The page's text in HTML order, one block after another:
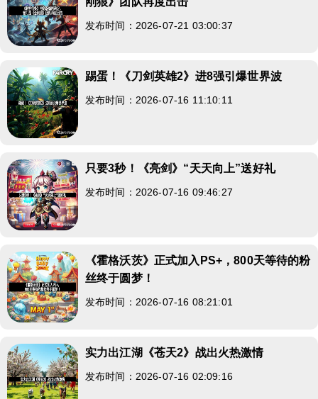
发布时间：2026-07-21 03:00:37
踢蛋！《刀剑英雄2》进8强引爆世界波
发布时间：2026-07-16 11:10:11
只要3秒！《亮剑》“天天向上”送好礼
发布时间：2026-07-16 09:46:27
《霍格沃茨》正式加入PS+，800天等待的粉
丝终于圆梦！
发布时间：2026-07-16 08:21:01
实力出江湖《苍天2》战出火热激情
发布时间：2026-07-16 02:09:16